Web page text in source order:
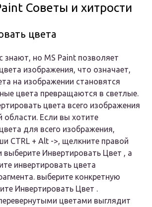
Советы и хитрости
цвета
знают, но MS Paint позволяет
изображения, что означает,
на изображении становятся
цвета превращаются в светлые.
цвета всего изображения
области. Если вы хотите
для всего изображения,
CTRL + Alt ->, щелкните правой
Инвертировать Цвет , а
инвертировать цвета
выберите конкретную
Инвертировать Цвет .
цветами выглядит